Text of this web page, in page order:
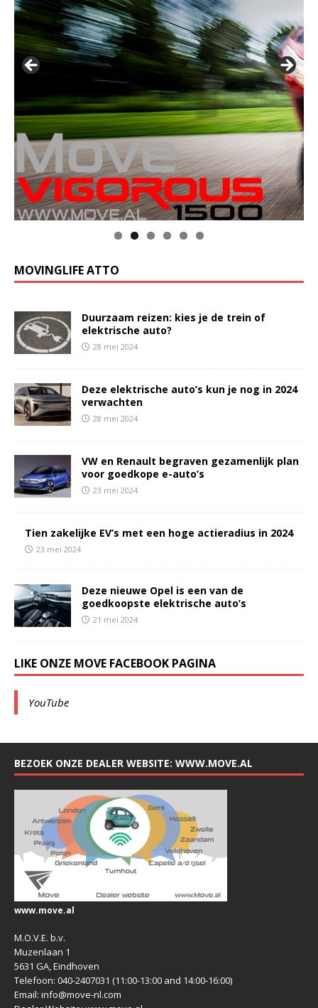
MOVINGLIFE ATTO
Duurzaam reizen: kies je de trein of
elektrische auto?
28 mei 2024
Deze elektrische auto’s kun je nog in 2024
verwachten
28 mei 2024
VW en Renault begraven gezamenlijk plan
voor goedkope e-auto’s
23 mei 2024
Tien zakelijke EV’s met een hoge actieradius in 2024
23 mei 2024
Deze nieuwe Opel is een van de
goedkoopste elektrische auto’s
21 mei 2024
LIKE ONZE MOVE FACEBOOK PAGINA
YouTube
BEZOEK ONZE DEALER WEBSITE: WWW.MOVE.AL
www.move.al
M.O.V.E. b.v.
Muzenlaan 1
5631 GA, Eindhoven
Telefoon: 040-2407031 (11:00-13:00 and 14:00-16:00)
Email: info@move-nl.com